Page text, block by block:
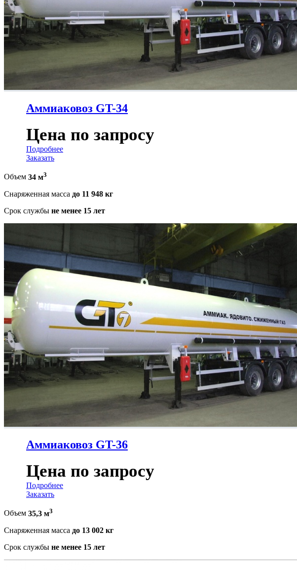
Аммиаковоз GT-34
Цена по запросу
Подробнее
Заказать
Объем 34 м3
Снаряженная масса до 11 948 кг
Срок службы не менее 15 лет
Аммиаковоз GT-36
Цена по запросу
Подробнее
Заказать
Объем 35,3 м3
Снаряженная масса до 13 002 кг
Срок службы не менее 15 лет